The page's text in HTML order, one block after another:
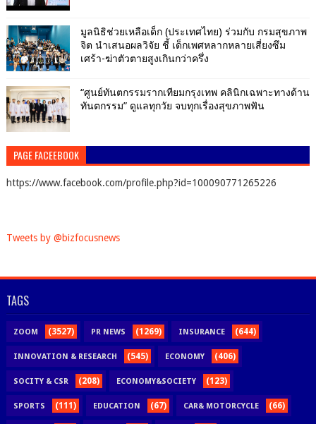
มูลนิธิช่วยเหลือเด็ก (ประเทศไทย) ร่วมกับ กรมสุขภาพ
จิต นำเสนอผลวิจัย ชี้ เด็กเพศหลากหลายเสี่ยงซึม
เศร้า-ฆ่าตัวตายสูงเกินกว่าครึ่ง
“ศูนย์ทันตกรรมรากเทียมกรุงเทพ คลินิกเฉพาะทางด้าน
ทันตกรรม” ดูแลทุกวัย จบทุกเรื่องสุขภาพฟัน
PAGE FACEEBOOK
https://www.facebook.com/profile.php?id=100090771265226
Tweets by @bizfocusnews
TAGS
ZOOM (3527) PR NEWS (1269) INSURANCE (644)
INNOVATION & RESEARCH (545) ECONOMY (406)
SOCITY & CSR (208) ECONOMY&SOCIETY (123)
SPORTS (111) EDUCATION (67) CAR& MOTORCYCLE (66)